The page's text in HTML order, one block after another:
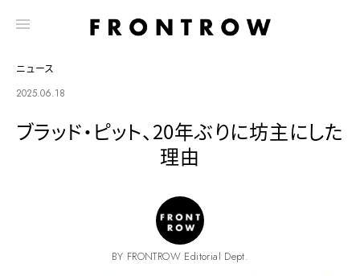
ニュース
2025.06.18
ブラッド・ピット、20年ぶりに坊主にした
理由
BY FRONTROW Editorial Dept.